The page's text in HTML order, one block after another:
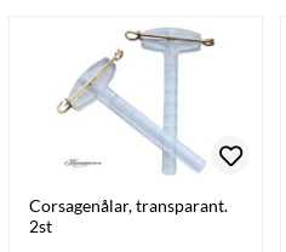
Corsagenålar, transparant.
2st